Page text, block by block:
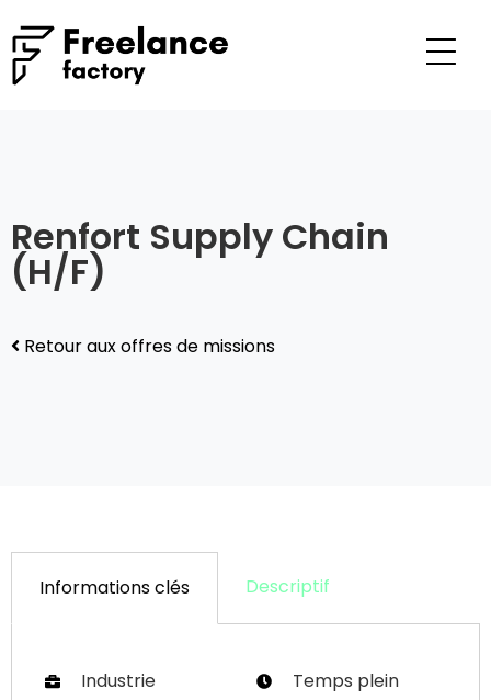
Renfort Supply Chain
(H/F)
Retour aux offres de missions
Informations clés Descriptif
Industrie Temps plein